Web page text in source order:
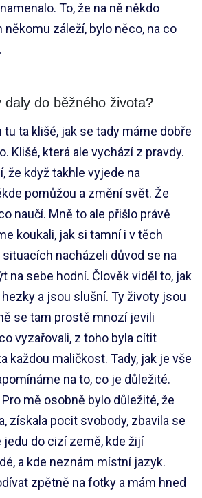
To, že na ně někdo
někomu záleží, bylo něco, na co
daly do běžného života?
ta klišé, jak se tady máme dobře
Klišé, která ale vychází z pravdy.
že když takhle vyjede na
pomůžou a změní svět. Že
naučí. Mně to ale přišlo právě
koukali, jak si tamní i v těch
nacházeli důvod se na
na sebe hodní. Člověk viděl to, jak
a jsou slušní. Ty životy jsou
se tam prostě mnozí jevili
vyzařovali, z toho byla cítit
každou maličkost. Tady, jak je vše
na to, co je důležité.
mě osobně bylo důležité, že
získala pocit svobody, zbavila se
jedu do cizí země, kde žijí
a kde neznám místní jazyk.
zpětně na fotky a mám hned